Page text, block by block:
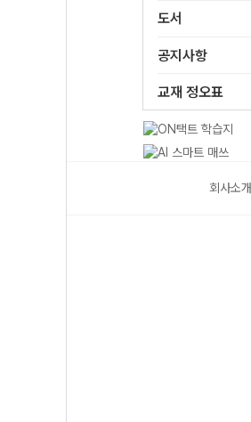
도서
공지사항
교재 정오표
회사소개